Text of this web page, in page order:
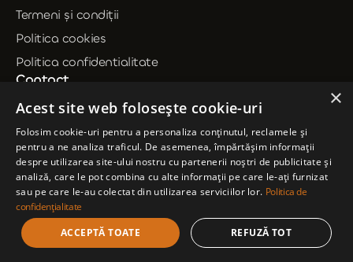
Termeni și condiții
Politica cookies
Politica confidentialitate
Contact
Mihai Viteazul 26, Polovragi, Jud. Gorj
© 2026 Din Eden
Creare site
Bossnet
×
Acest site web folosește cookie-uri
Folosim cookie-uri pentru a personaliza conținutul, reclamele și
pentru a ne analiza traficul. De asemenea, împărtășim informații
despre utilizarea site-ului nostru cu partenerii noștri de publicitate și
analiză, care le pot combina cu alte informații pe care le-ați furnizat
sau pe care le-au colectat din utilizarea serviciilor lor. Politica de
confidențialitate
ACCEPTĂ TOATE
REFUZĂ TOT